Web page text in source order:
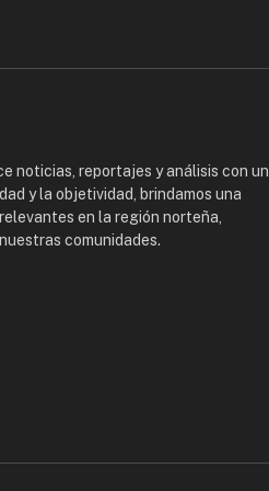
noticias, reportajes y análisis con un
y la objetividad, brindamos una
en la región norteña,
comunidades.